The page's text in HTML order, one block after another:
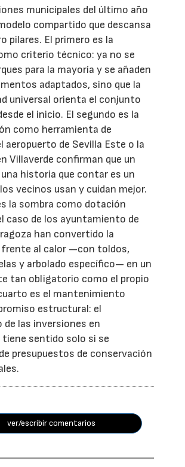
municipales del último año
compartido que descansa
pilares. El primero es la
criterio técnico: ya no se
para la mayoría y se añaden
adaptados, sino que la
universal orienta el conjunto
el inicio. El segundo es la
como herramienta de
aeropuerto de Sevilla Este o la
Villaverde confirman que un
historia que contar es un
vecinos usan y cuidan mejor.
la sombra como dotación
caso de los ayuntamiento de
han convertido la
al calor —con toldos,
y arbolado específico— en un
tan obligatorio como el propio
es el mantenimiento
estructural: el
las inversiones en
sentido solo si se
presupuestos de conservación
ver/escribir comentarios